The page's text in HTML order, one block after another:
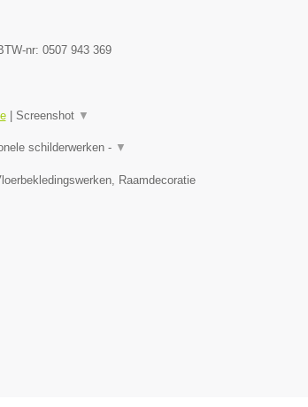
nr: 0507 943 369
| Screenshot ▼
schilderwerken - ▼
Raamdecoratie